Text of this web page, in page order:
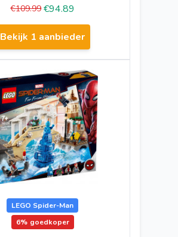
€109.99 €94.89
Bekijk 1 aanbieder
LEGO Spider-Man
6% goedkoper